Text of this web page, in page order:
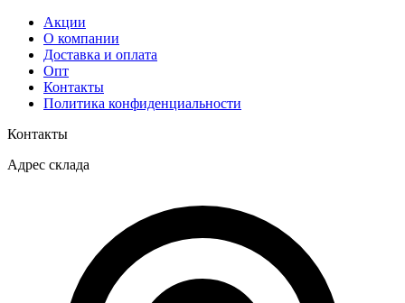
Акции
О компании
Доставка и оплата
Опт
Контакты
Политика конфиденциальности
Контакты
Адрес склада